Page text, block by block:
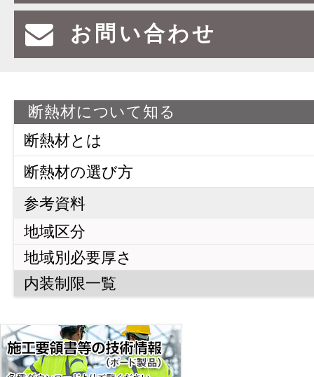
お問い合わせ
断熱材について知る
断熱材とは
断熱材の目的と重要性
断熱材と結露
断熱の方法
断熱材の選び方
断熱材の種類
アキレスの断熱材
施工箇所から断熱材を探す
特長・用途から断熱材を探す
参考資料
地域区分
地域別必要厚さ
内装制限一覧